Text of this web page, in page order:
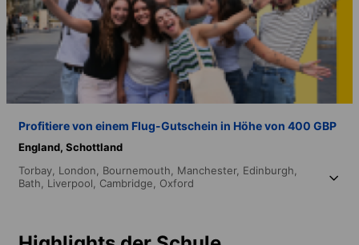
Profitiere von einem Flug-Gutschein in Höhe von 400 GBP
England, Schottland
Torbay, London, Bournemouth, Manchester, Edinburgh,
Bath, Liverpool, Cambridge, Oxford